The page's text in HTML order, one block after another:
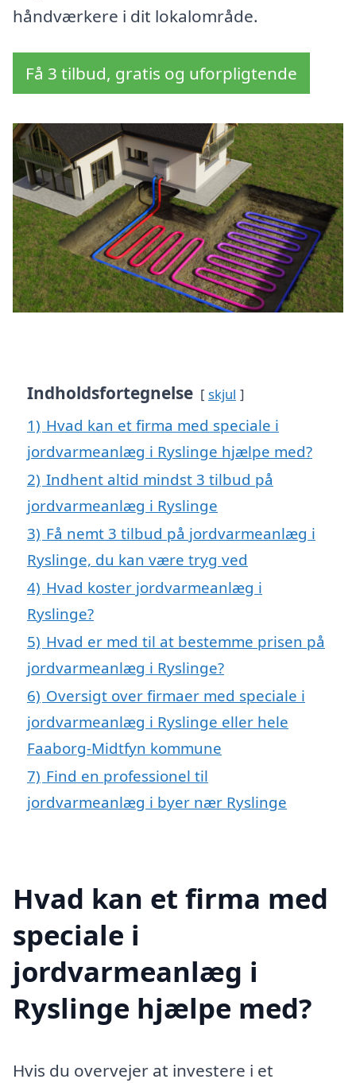
håndværkere i dit lokalområde.
Få 3 tilbud, gratis og uforpligtende
Indholdsfortegnelse skjul
1) Hvad kan et firma med speciale i
jordvarmeanlæg i Ryslinge hjælpe med?
2) Indhent altid mindst 3 tilbud på
jordvarmeanlæg i Ryslinge
3) Få nemt 3 tilbud på jordvarmeanlæg i
Ryslinge, du kan være tryg ved
4) Hvad koster jordvarmeanlæg i
Ryslinge?
5) Hvad er med til at bestemme prisen på
jordvarmeanlæg i Ryslinge?
6) Oversigt over firmaer med speciale i
jordvarmeanlæg i Ryslinge eller hele
Faaborg-Midtfyn kommune
7) Find en professionel til
jordvarmeanlæg i byer nær Ryslinge
Hvad kan et firma med
speciale i
jordvarmeanlæg i
Ryslinge hjælpe med?
Hvis du overvejer at investere i et